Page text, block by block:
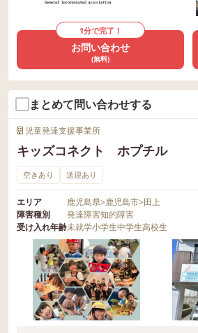
1分で完了！
お問い合わせ
(無料)
まとめて問い合わせする
児童発達支援事業所
キッズコネクト ホプチル
空きあり 送迎あり
エリア 鹿児島県>鹿児島市>田上
障害種別
発達障害知的障害
受け入れ年齢未就学小学生中学生高校生